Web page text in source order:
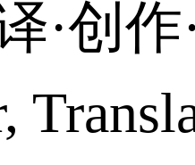
·创